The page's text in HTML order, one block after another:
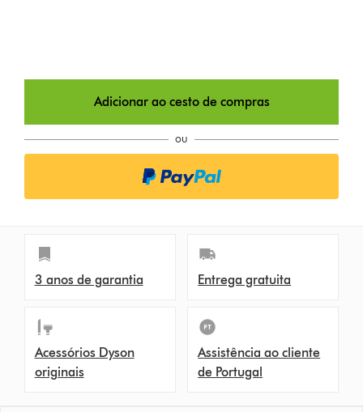
Adicionar ao cesto de compras
ou
3 anos de garantia Entrega gratuita
Acessórios Dyson
originais
Assistência ao cliente
de Portugal